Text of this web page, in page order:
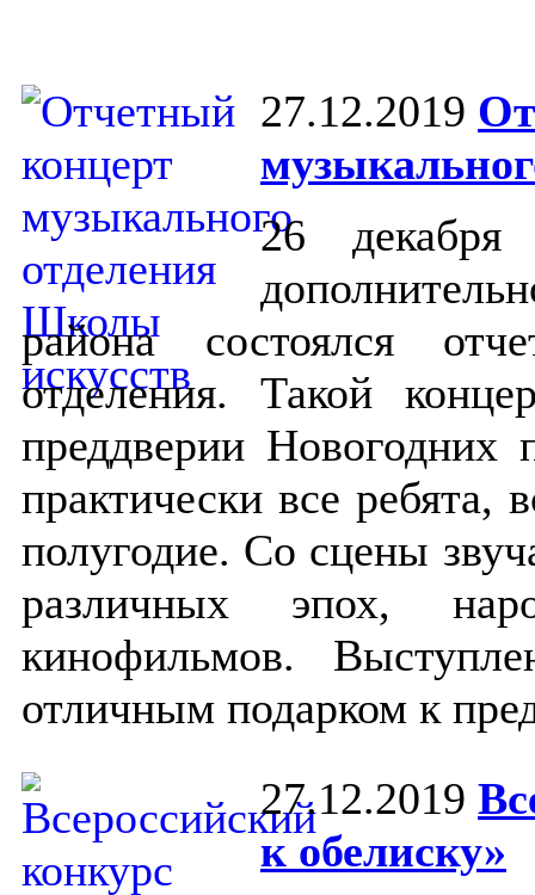
27.12.2019
26
района состоялся
отделения. Такой
преддверии Новогодних
практически все ребята,
полугодие. Со сцены
различных эпох,
кинофильмов.
отличным подарком к
27.12.2019
к обелиску»